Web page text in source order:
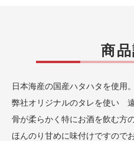
商品
日本海産の国産ハタハタを使用。
弊社オリジナルのタレを使い
骨が柔らかく特にお酒を飲む方
ほんのり甘めに味付けですの